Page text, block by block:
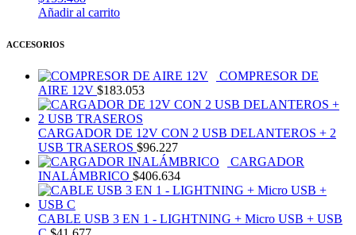
Añadir al carrito
ACCESORIOS
COMPRESOR DE
AIRE 12V $183.053
CARGADOR DE 12V CON 2 USB DELANTEROS + 2
USB TRASEROS $96.227
CARGADOR
INALÁMBRICO $406.634
CABLE USB 3 EN 1 - LIGHTNING + Micro USB + USB